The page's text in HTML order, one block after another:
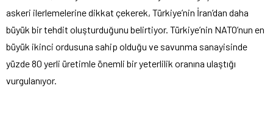
askeri ilerlemelerine dikkat çekerek, Türkiye’nin İran’dan daha
büyük bir tehdit oluşturduğunu belirtiyor. Türkiye’nin NATO’nun en
büyük ikinci ordusuna sahip olduğu ve savunma sanayisinde
yüzde 80 yerli üretimle önemli bir yeterlilik oranına ulaştığı
vurgulanıyor.